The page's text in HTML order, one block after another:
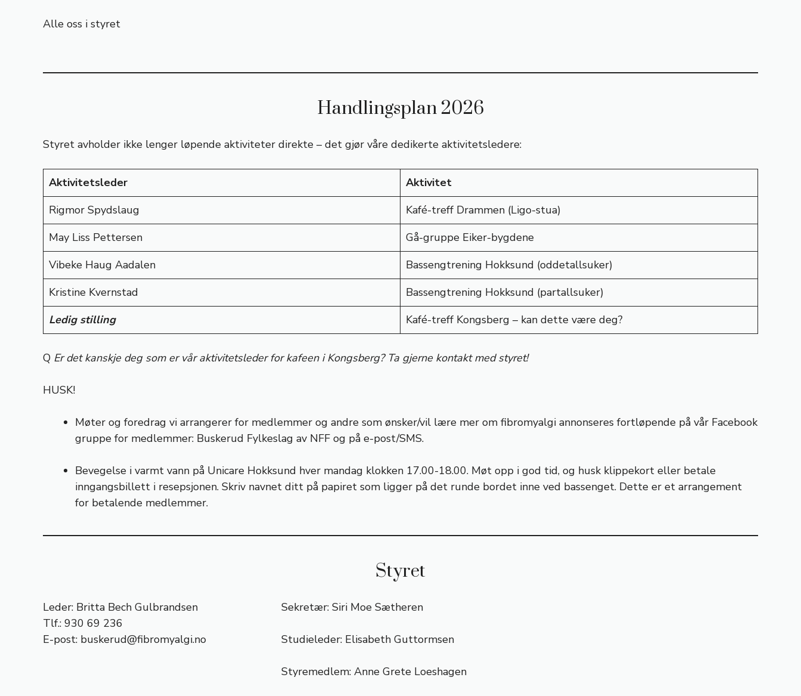
Alle oss i styret
Handlingsplan 2026
Styret avholder ikke lenger løpende aktiviteter direkte – det gjør våre dedikerte aktivitetsledere:
Aktivitetsleder
Aktivitet
Rigmor Spydslaug
Kafé-treff Drammen (Ligo-stua)
May Liss Pettersen
Gå-gruppe Eiker-bygdene
Vibeke Haug Aadalen
Bassengtrening Hokksund (oddetallsuker)
Kristine Kvernstad
Bassengtrening Hokksund (partallsuker)
Ledig stilling
Kafé-treff Kongsberg – kan dette være deg?
Q Er det kanskje deg som er vår aktivitetsleder for kafeen i Kongsberg? Ta gjerne kontakt med styret!
HUSK!
Møter og foredrag vi arrangerer for medlemmer og andre som ønsker/vil lære mer om fibromyalgi annonseres fortløpende på vår Facebook
gruppe for medlemmer: Buskerud Fylkeslag av NFF og på e-post/SMS.
Bevegelse i varmt vann på Unicare Hokksund hver mandag klokken 17.00-18.00. Møt opp i god tid, og husk klippekort eller betale
inngangsbillett i resepsjonen. Skriv navnet ditt på papiret som ligger på det runde bordet inne ved bassenget. Dette er et arrangement
for betalende medlemmer.
Styret
Leder: Britta Bech Gulbrandsen
Tlf.: 930 69 236
E-post: buskerud@fibromyalgi.no
Sekretær: Siri Moe Sætheren
Studieleder: Elisabeth Guttormsen
Styremedlem: Anne Grete Loeshagen